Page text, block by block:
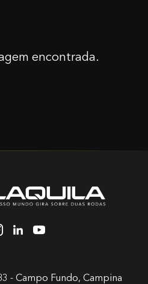
encontrada.
- Campo Fundo, Campina